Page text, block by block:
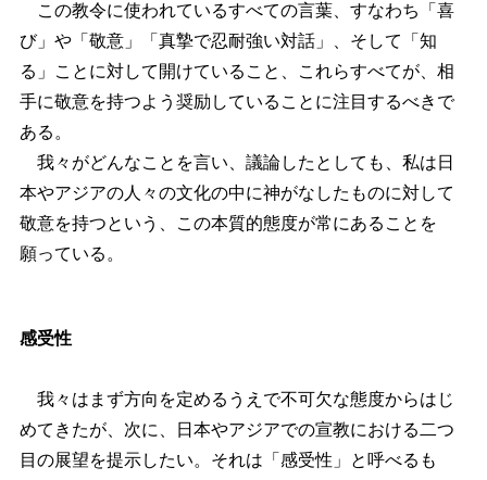
この教令に使われているすべての言葉、すなわち「喜
び」や「敬意」「真摯で忍耐強い対話」、そして「知
る」ことに対して開けていること、これらすべてが、相
手に敬意を持つよう奨励していることに注目するべきで
ある。
我々がどんなことを言い、議論したとしても、私は日
本やアジアの人々の文化の中に神がなしたものに対して
敬意を持つという、この本質的態度が常にあることを
願っている。
感受性
我々はまず方向を定めるうえで不可欠な態度からはじ
めてきたが、次に、日本やアジアでの宣教における二つ
目の展望を提示したい。それは「感受性」と呼べるも